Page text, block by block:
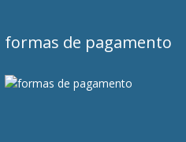
formas de pagamento